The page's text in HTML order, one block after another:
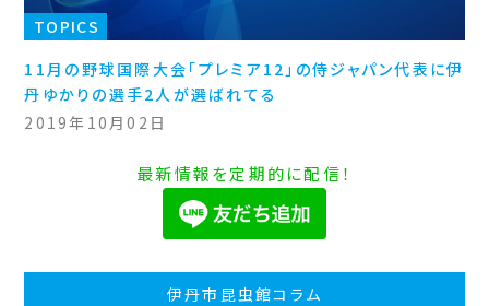
TOPICS
11月の野球国際大会「プレミア12」の侍ジャパン代表に伊
丹ゆかりの選手2人が選ばれてる
2019年10月02日
最新情報を定期的に配信！
伊丹市昆虫館コラム